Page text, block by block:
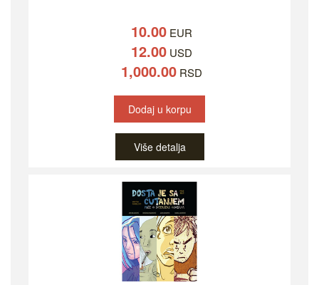
10.00EUR
12.00USD
1,000.00RSD
Dodaj u korpu
Više detalja